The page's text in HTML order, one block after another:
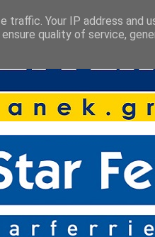
traffic. Your IP address and
quality of service,